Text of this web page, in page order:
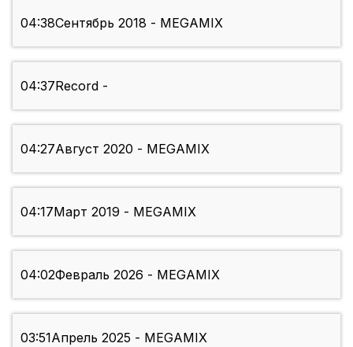
04:38Сентябрь 2018 - MEGAMIX
04:37Record -
04:27Август 2020 - MEGAMIX
04:17Март 2019 - MEGAMIX
04:02Февраль 2026 - MEGAMIX
03:51Апрель 2025 - MEGAMIX